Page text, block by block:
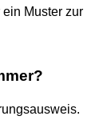
Muster zur